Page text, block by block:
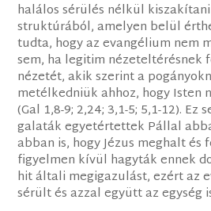
halálos sérülés nélkül
struktúrából, amelyen belül
tudta, hogy az evangélium nem
sem, ha legitim nézeteltérésnek
nézetét, akik szerint a
metélkedniük ahhoz, hogy Isten
(Gal 1,8-9; 2,24; 3,1-5; 5,1-12). Ez
galaták egyetértettek Pállal
abban is, hogy Jézus meghalt és
figyelmen kívül hagyták ennek
hit általi megigazulást, ezért az
sérült és azzal együtt az egység